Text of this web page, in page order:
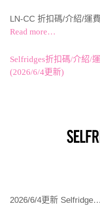
LN-CC 折扣碼/介紹/運
Read more…
Selfridges折扣碼/介紹/
(2026/6/4更新)
2026/6/4更新 Selfridge…